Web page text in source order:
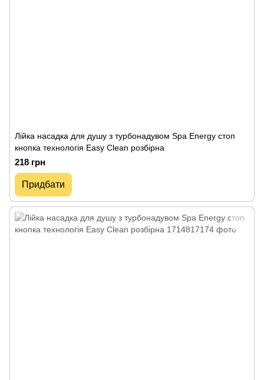
Лійка насадка для душу з турбонадувом Spa Energy стоп
кнопка технологія Easy Clean розбірна
218 грн
Придбати